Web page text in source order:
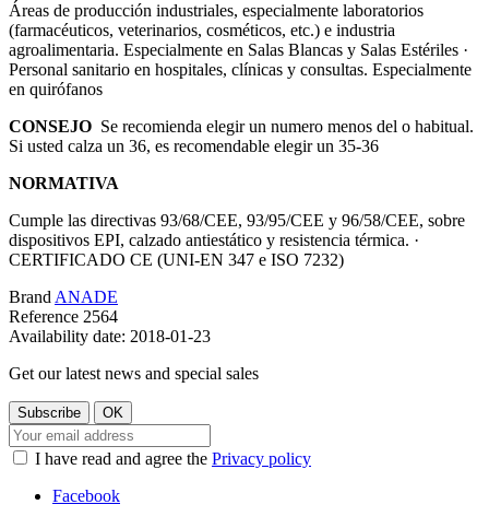
Áreas de producción industriales, especialmente laboratorios
(farmacéuticos, veterinarios, cosméticos, etc.) e industria
agroalimentaria. Especialmente en Salas Blancas y Salas Estériles ·
Personal sanitario en hospitales, clínicas y consultas. Especialmente
en quirófanos
CONSEJO Se recomienda elegir un numero menos del o habitual.
Si usted calza un 36, es recomendable elegir un 35-36
NORMATIVA
Cumple las directivas 93/68/CEE, 93/95/CEE y 96/58/CEE, sobre
dispositivos EPI, calzado antiestático y resistencia térmica. ·
CERTIFICADO CE (UNI-EN 347 e ISO 7232)
BrandANADE
Reference 2564
Availability date: 2018-01-23
Get our latest news and special sales
I have read and agree the Privacy policy
Facebook